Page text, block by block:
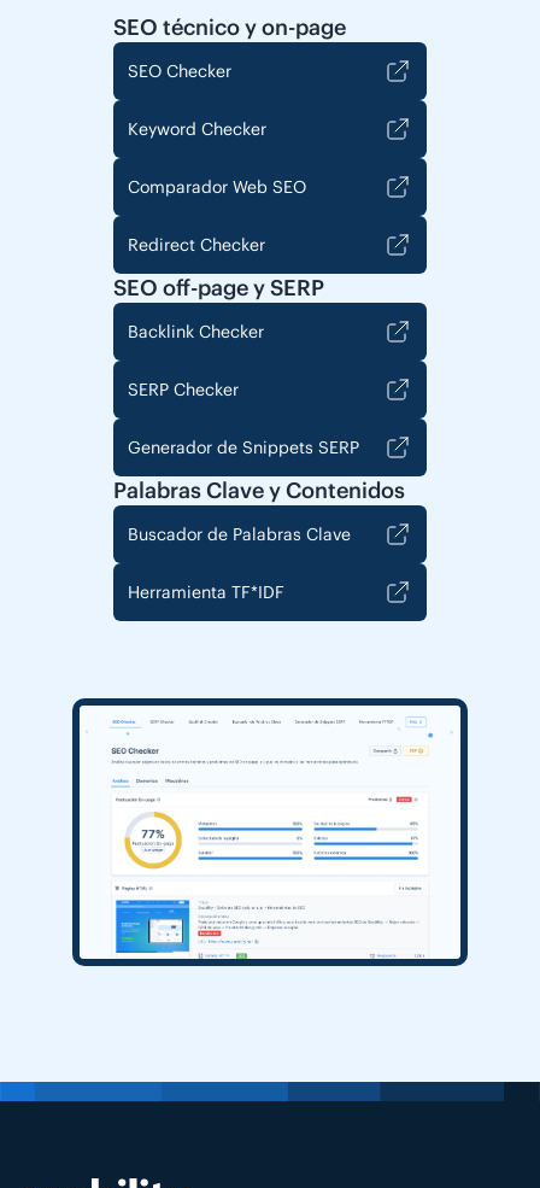
SEO técnico y on-page
SEO Checker
Keyword Checker
Comparador Web SEO
Redirect Checker
SEO off-page y SERP
Backlink Checker
SERP Checker
Generador de Snippets SERP
Palabras Clave y Contenidos
Buscador de Palabras Clave
Herramienta TF*IDF